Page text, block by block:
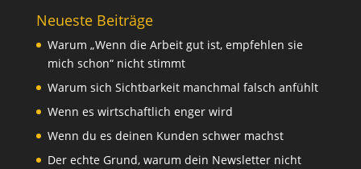
Neueste Beiträge
Warum „Wenn die Arbeit gut ist, empfehlen sie
mich schon“ nicht stimmt
Warum sich Sichtbarkeit manchmal falsch anfühlt
Wenn es wirtschaftlich enger wird
Wenn du es deinen Kunden schwer machst
Der echte Grund, warum dein Newsletter nicht